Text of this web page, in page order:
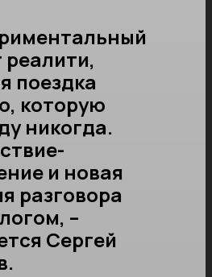
поездка
которую
никогда.
и новая
разговора
–
Сергей